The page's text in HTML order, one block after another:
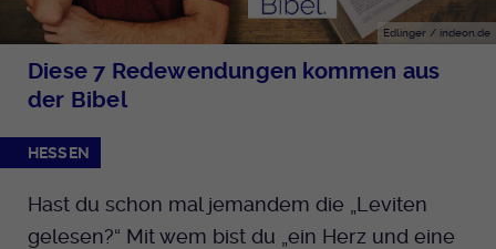
Edlinger / indeon.de
Diese 7 Redewendungen kommen aus
der Bibel
HESSEN
Hast du schon mal jemandem die „Leviten
gelesen?“ Mit wem bist du „ein Herz und eine